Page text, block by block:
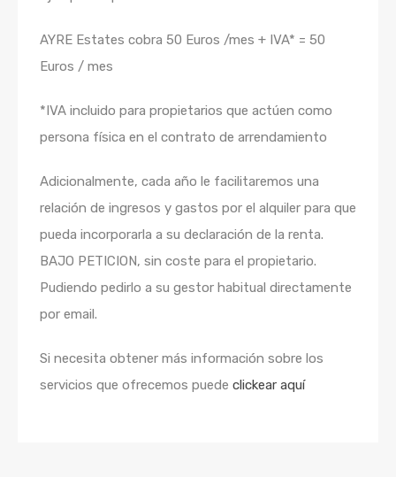
AYRE Estates cobra 50 Euros /mes + IVA* = 50
Euros / mes
*IVA incluido para propietarios que actúen como
persona física en el contrato de arrendamiento
Adicionalmente, cada año le facilitaremos una
relación de ingresos y gastos por el alquiler para que
pueda incorporarla a su declaración de la renta.
BAJO PETICION, sin coste para el propietario.
Pudiendo pedirlo a su gestor habitual directamente
por email.
Si necesita obtener más información sobre los
servicios que ofrecemos puede clickear aquí